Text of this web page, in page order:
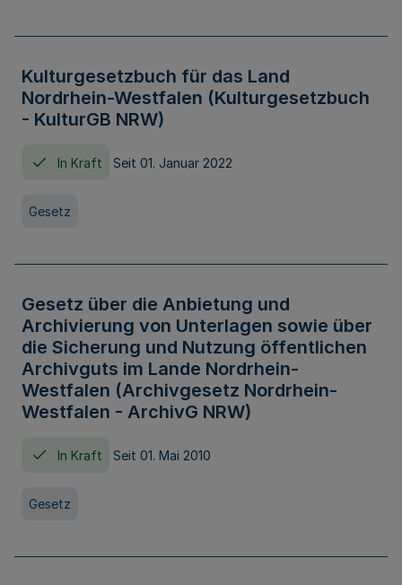
Kulturgesetzbuch für das Land
Nordrhein-Westfalen (Kulturgesetzbuch
- KulturGB NRW)
In Kraft Seit 01. Januar 2022
Gesetz
Gesetz über die Anbietung und
Archivierung von Unterlagen sowie über
die Sicherung und Nutzung öffentlichen
Archivguts im Lande Nordrhein-
Westfalen (Archivgesetz Nordrhein-
Westfalen - ArchivG NRW)
In Kraft Seit 01. Mai 2010
Gesetz